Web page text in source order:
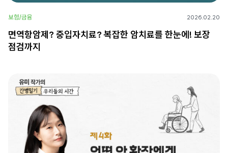
보험/금융 2026.02.20
면역항암제? 중입자치료? 복잡한 암치료를 한눈에! 보장
점검까지